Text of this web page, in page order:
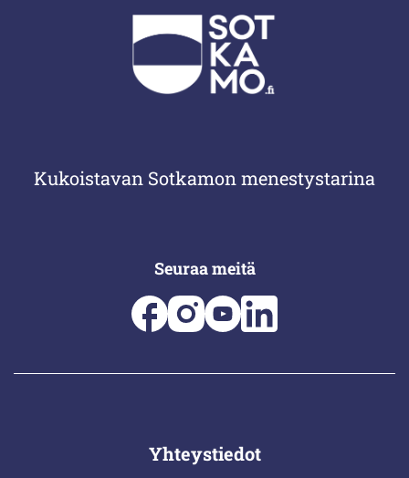
Kukoistavan Sotkamon menestystarina
Seuraa meitä
Yhteystiedot